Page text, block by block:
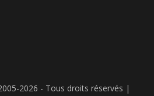
2026 - Tous droits réservés |